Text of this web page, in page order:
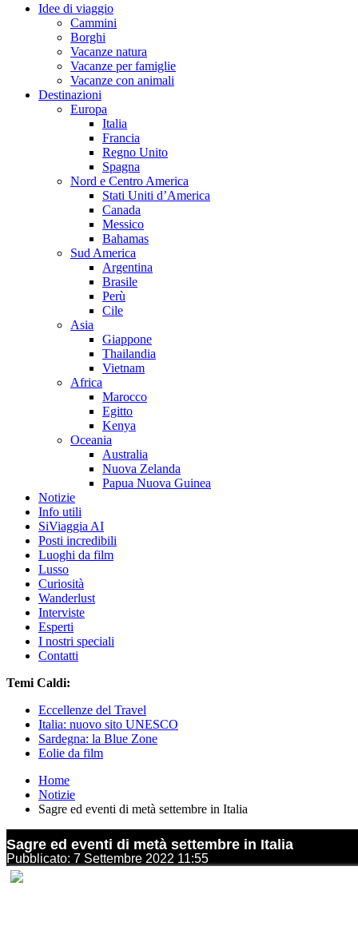
Idee di viaggio
Cammini
Borghi
Vacanze natura
Vacanze per famiglie
Vacanze con animali
Destinazioni
Europa
Italia
Francia
Regno Unito
Spagna
Nord e Centro America
Stati Uniti d’America
Canada
Messico
Bahamas
Sud America
Argentina
Brasile
Perù
Cile
Asia
Giappone
Thailandia
Vietnam
Africa
Marocco
Egitto
Kenya
Oceania
Australia
Nuova Zelanda
Papua Nuova Guinea
Notizie
Info utili
SiViaggia AI
Posti incredibili
Luoghi da film
Lusso
Curiosità
Wanderlust
Interviste
Esperti
I nostri speciali
Contatti
Temi Caldi:
Eccellenze del Travel
Italia: nuovo sito UNESCO
Sardegna: la Blue Zone
Eolie da film
Home
Notizie
Sagre ed eventi di metà settembre in Italia
Sagre ed eventi di metà settembre in Italia
Pubblicato: 7 Settembre 2022 11:55